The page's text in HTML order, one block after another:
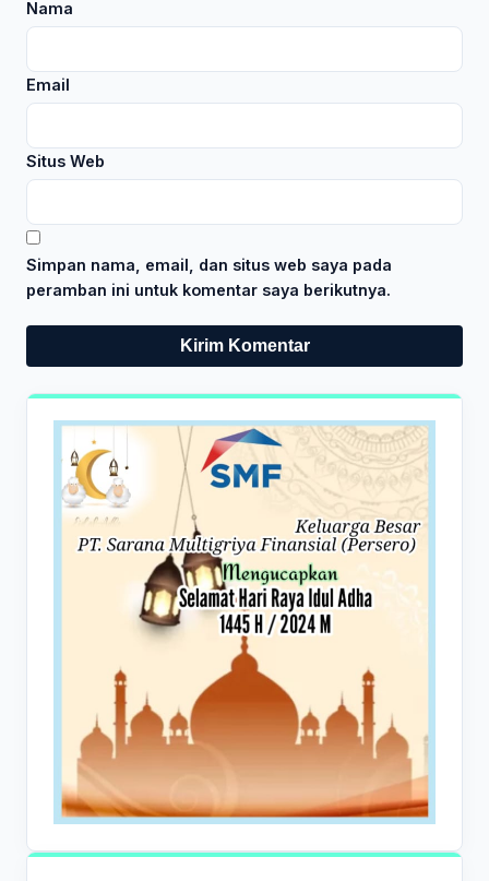
Nama
Email
Situs Web
Simpan nama, email, dan situs web saya pada
peramban ini untuk komentar saya berikutnya.